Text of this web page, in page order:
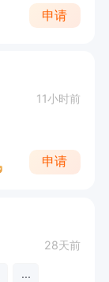
申请
11小时前
申请
28天前
...